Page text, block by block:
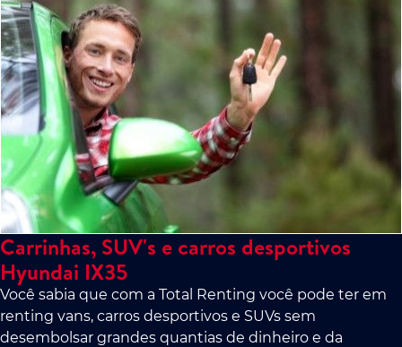
Carrinhas, SUV's e carros desportivos
Hyundai IX35
Você sabia que com a Total Renting você pode ter em
renting vans, carros desportivos e SUVs sem
desembolsar grandes quantias de dinheiro e da